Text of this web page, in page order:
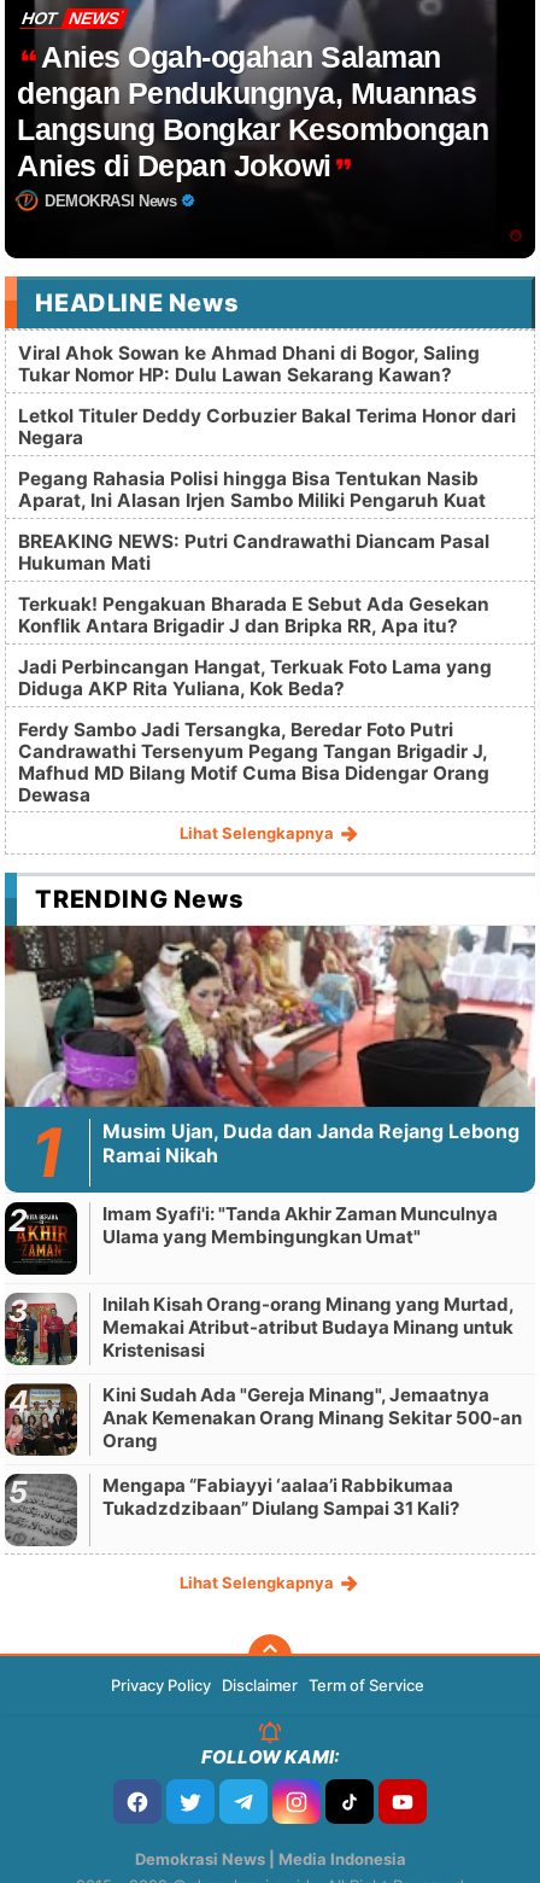
HOT NEWS
Anies Ogah-ogahan Salaman
dengan Pendukungnya, Muannas
Langsung Bongkar Kesombongan
Anies di Depan Jokowi
DEMOKRASI News
HEADLINE News
Viral Ahok Sowan ke Ahmad Dhani di Bogor, Saling
Tukar Nomor HP: Dulu Lawan Sekarang Kawan?
Letkol Tituler Deddy Corbuzier Bakal Terima Honor dari
Negara
Pegang Rahasia Polisi hingga Bisa Tentukan Nasib
Aparat, Ini Alasan Irjen Sambo Miliki Pengaruh Kuat
BREAKING NEWS: Putri Candrawathi Diancam Pasal
Hukuman Mati
Terkuak! Pengakuan Bharada E Sebut Ada Gesekan
Konflik Antara Brigadir J dan Bripka RR, Apa itu?
Jadi Perbincangan Hangat, Terkuak Foto Lama yang
Diduga AKP Rita Yuliana, Kok Beda?
Ferdy Sambo Jadi Tersangka, Beredar Foto Putri
Candrawathi Tersenyum Pegang Tangan Brigadir J,
Mafhud MD Bilang Motif Cuma Bisa Didengar Orang
Dewasa
Lihat Selengkapnya
TRENDING News
Musim Ujan, Duda dan Janda Rejang Lebong
Ramai Nikah
Imam Syafi'i: "Tanda Akhir Zaman Munculnya
Ulama yang Membingungkan Umat"
Inilah Kisah Orang-orang Minang yang Murtad,
Memakai Atribut-atribut Budaya Minang untuk
Kristenisasi
Kini Sudah Ada "Gereja Minang", Jemaatnya
Anak Kemenakan Orang Minang Sekitar 500-an
Orang
Mengapa “Fabiayyi ‘aalaa’i Rabbikumaa
Tukadzdzibaan” Diulang Sampai 31 Kali?
Lihat Selengkapnya
Privacy Policy Disclaimer Term of Service
FOLLOW KAMI:
Demokrasi News | Media Indonesia